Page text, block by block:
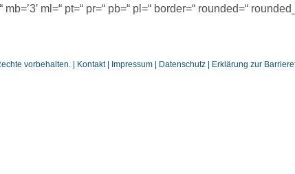
ml=“ pt=“ pr=“ pb=“ pl=“ border=“ rounded=“
vorbehalten. | Kontakt Impressum| Datenschutz| Erklärung zur